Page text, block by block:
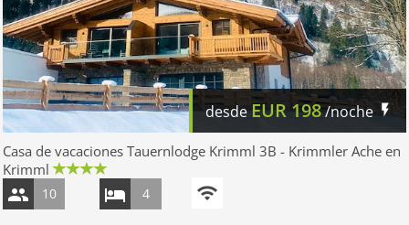
desdeEUR198/noche
Casa de vacaciones Tauernlodge Krimml 3B - Krimmler Ache en
Krimml
10 4